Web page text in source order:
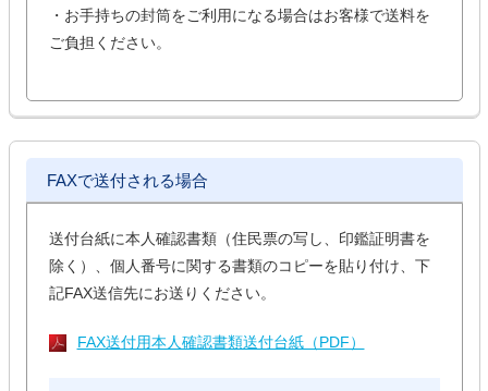
・お手持ちの封筒をご利用になる場合はお客様で送料を
ご負担ください。
FAXで送付される場合
送付台紙に本人確認書類（住民票の写し、印鑑証明書を
除く）、個人番号に関する書類のコピーを貼り付け、下
記FAX送信先にお送りください。
FAX送付用本人確認書類送付台紙（PDF）